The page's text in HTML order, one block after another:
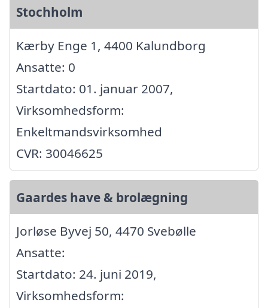
Stochholm
Kærby Enge 1, 4400 Kalundborg
Ansatte: 0
Startdato: 01. januar 2007,
Virksomhedsform:
Enkeltmandsvirksomhed
CVR: 30046625
Gaardes have & brolægning
Jorløse Byvej 50, 4470 Svebølle
Ansatte:
Startdato: 24. juni 2019,
Virksomhedsform: